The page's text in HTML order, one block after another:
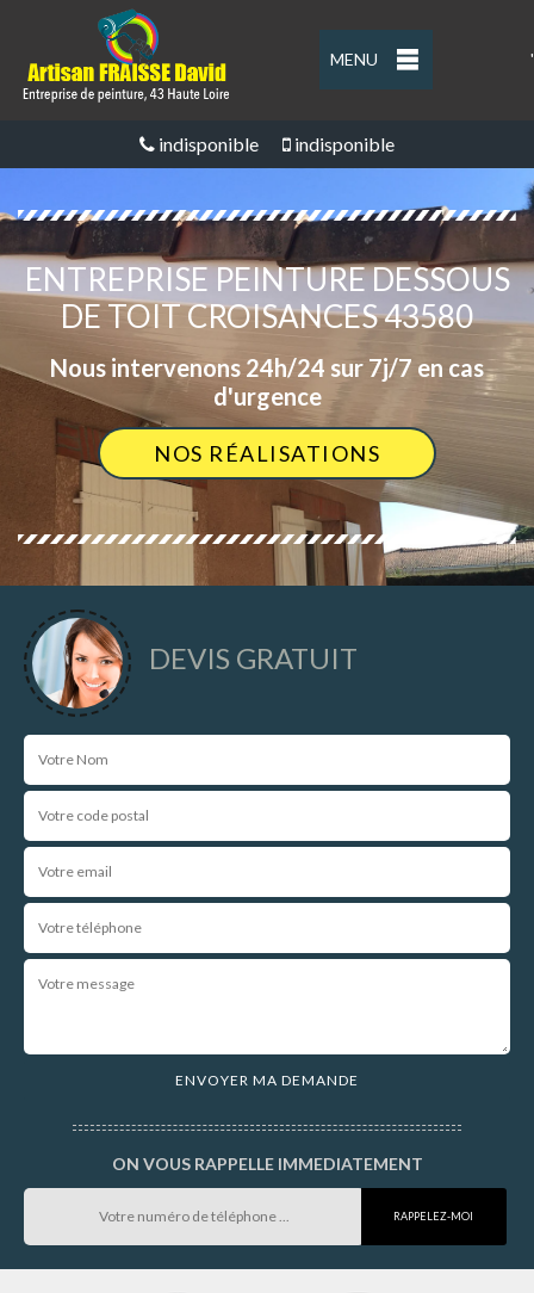
MENU '
indisponible indisponible
ENTREPRISE PEINTURE DESSOUS
DE TOIT CROISANCES 43580
Nous intervenons 24h/24 sur 7j/7 en cas
d'urgence
NOS RÉALISATIONS
DEVIS GRATUIT
ON VOUS RAPPELLE IMMEDIATEMENT